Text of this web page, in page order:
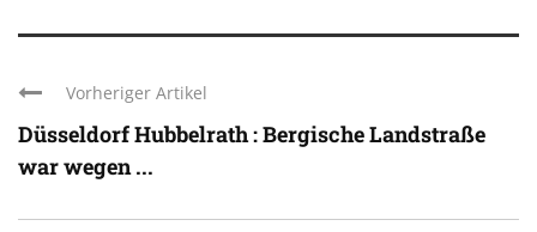
Vorheriger Artikel
Düsseldorf Hubbelrath : Bergische Landstraße
war wegen ...